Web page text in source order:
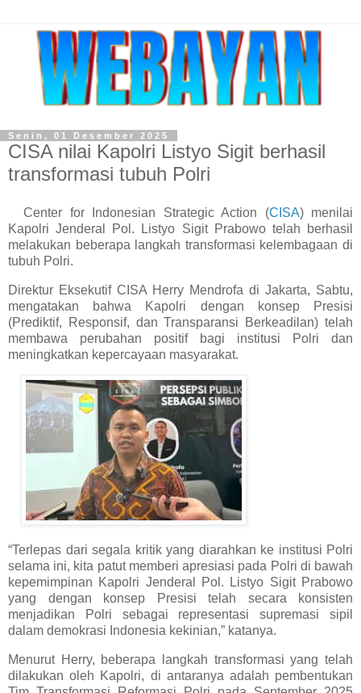
Senin, 01 Desember 2025
CISA nilai Kapolri Listyo Sigit berhasil
transformasi tubuh Polri
Center for Indonesian Strategic Action (CISA) menilai
Kapolri Jenderal Pol. Listyo Sigit Prabowo telah berhasil
melakukan beberapa langkah transformasi kelembagaan di
tubuh Polri.
Direktur Eksekutif CISA Herry Mendrofa di Jakarta, Sabtu,
mengatakan bahwa Kapolri dengan konsep Presisi
(Prediktif, Responsif, dan Transparansi Berkeadilan) telah
membawa perubahan positif bagi institusi Polri dan
meningkatkan kepercayaan masyarakat.
“Terlepas dari segala kritik yang diarahkan ke institusi Polri
selama ini, kita patut memberi apresiasi pada Polri di bawah
kepemimpinan Kapolri Jenderal Pol. Listyo Sigit Prabowo
yang dengan konsep Presisi telah secara konsisten
menjadikan Polri sebagai representasi supremasi sipil
dalam demokrasi Indonesia kekinian,” katanya.
Menurut Herry, beberapa langkah transformasi yang telah
dilakukan oleh Kapolri, di antaranya adalah pembentukan